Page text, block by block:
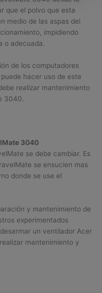
que el polvo que esta
medio de las aspas del
impidiendo
o adecuada.
de los computadores
hacer uso de este
realizar mantenimiento
3040.
3040
se debe cambiar. Es
se ensucien mas
donde se use el
y mantenimiento de
experimentados
un ventilador Acer
mantenimiento y